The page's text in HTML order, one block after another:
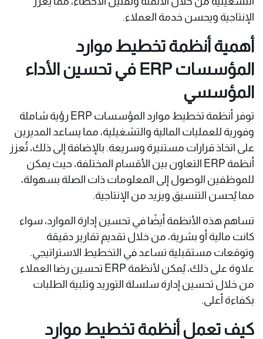
الإنتاجية ويحسن خدمة العملاء.
أهمية أنظمة تخطيط موارد
المؤسسات ERP في تحسين الأداء
المؤسسي
توفر أنظمة تخطيط موارد المؤسسات ERP رؤية شاملة
وفورية للعمليات المالية والتشغيلية، مما يساعد المديرين
على اتخاذ قرارات مستنيرة وسريعة. بالإضافة إلى ذلك، تُعزز
أنظمة ERP التعاون بين الأقسام المختلفة، حيث يمكن
للموظفين الوصول إلى المعلومات ذات الصلة بسهولة،
مما يُحسن التنسيق ويزيد من الإنتاجية.
تساهم هذه الأنظمة أيضًا في تحسين إدارة الموارد، سواء
كانت مالية أو بشرية، من خلال تقديم تقارير دقيقة
وتوقعات مستقبلية تساعد في التخطيط الاستراتيجي.
علاوة على ذلك، يُمكن لأنظمة ERP تحسين رضا العملاء
من خلال تحسين إدارة سلسلة التوريد وتلبية الطلبات
بكفاءة أعلى. ​
كيف تعمل أنظمة تخطيط موارد